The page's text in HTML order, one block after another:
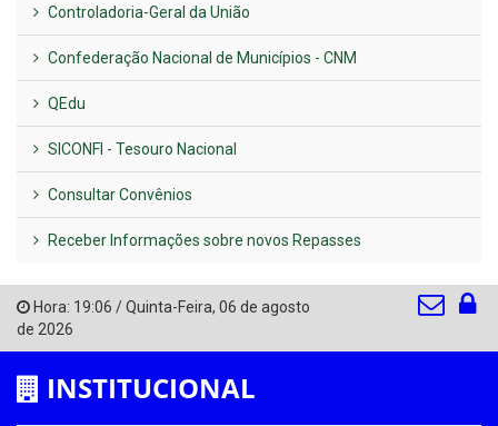
Controladoria-Geral da União
Confederação Nacional de Municípios - CNM
QEdu
SICONFI - Tesouro Nacional
Consultar Convênios
Receber Informações sobre novos Repasses
Hora: 19:06 /Quinta-Feira, 06 de agosto
de 2026
INSTITUCIONAL